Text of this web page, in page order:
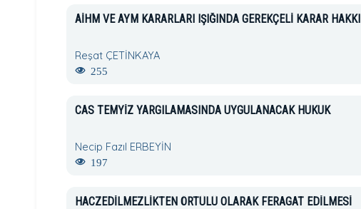
AİHM VE AYM KARARLARI IŞIĞINDA GEREKÇELİ KARAR HAKKI
Reşat ÇETİNKAYA
255
CAS TEMYİZ YARGILAMASINDA UYGULANACAK HUKUK
Necip Fazıl ERBEYİN
197
HACZEDİLMEZLİKTEN ÖRTÜLÜ OLARAK FERAGAT EDİLMESİ